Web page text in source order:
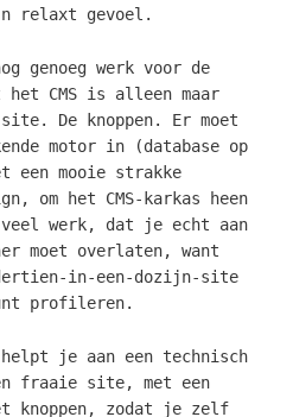
relaxt gevoel.
genoeg werk voor de
CMS is alleen maar
De knoppen. Er moet
motor in (database op
een mooie strakke
om het CMS-karkas heen
veel werk, dat je echt aan
moet overlaten, want
in-een-dozijn-site
profileren.
helpt je aan een technisch
fraaie site, met een
knoppen, zodat je zelf